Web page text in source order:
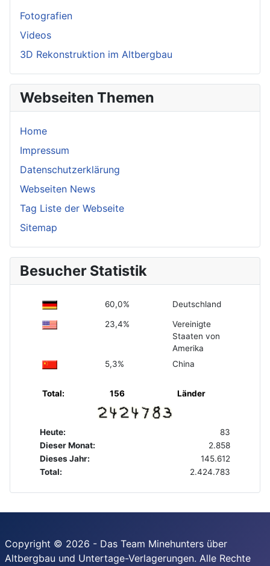
Fotografien
Videos
3D Rekonstruktion im Altbergbau
Webseiten Themen
Home
Impressum
Datenschutzerklärung
Webseiten News
Tag Liste der Webseite
Sitemap
Besucher Statistik
60,0% Deutschland
23,4%
Vereinigte
Staaten von
Amerika
5,3%
China
Total: 156 Länder
Heute:
83
Dieser Monat:
2.858
Dieses Jahr:
145.612
Total:
2.424.783
Copyright © 2026 - Das Team Minehunters über
Altbergbau und Untertage-Verlagerungen. Alle Rechte